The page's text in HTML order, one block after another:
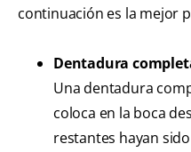
continuación es la mejor
Dentadura
Una dentadura
coloca en la boca
restantes hayan